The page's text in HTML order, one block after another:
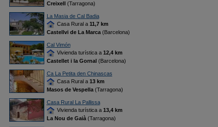
Creixell(Tarragona)
La Masia de Cal Badia
Casa Rural a 11,7 km
Castellvi de La Marca(Barcelona)
Cal Vimón
Vivienda turística a 12,4 km
Castellet i la Gornal(Barcelona)
Ca La Petita den Chinascas
Casa Rural a 13 km
Masos de Vespella(Tarragona)
Casa Rural La Pallissa
Vivienda turística a 13,4 km
La Nou de Gaià(Tarragona)